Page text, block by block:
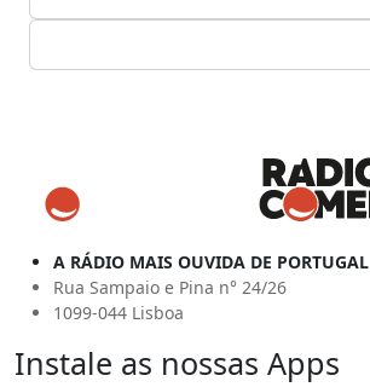
A RÁDIO MAIS OUVIDA DE PORTUGAL
Rua Sampaio e Pina n° 24/26
1099-044 Lisboa
Instale as nossas Apps